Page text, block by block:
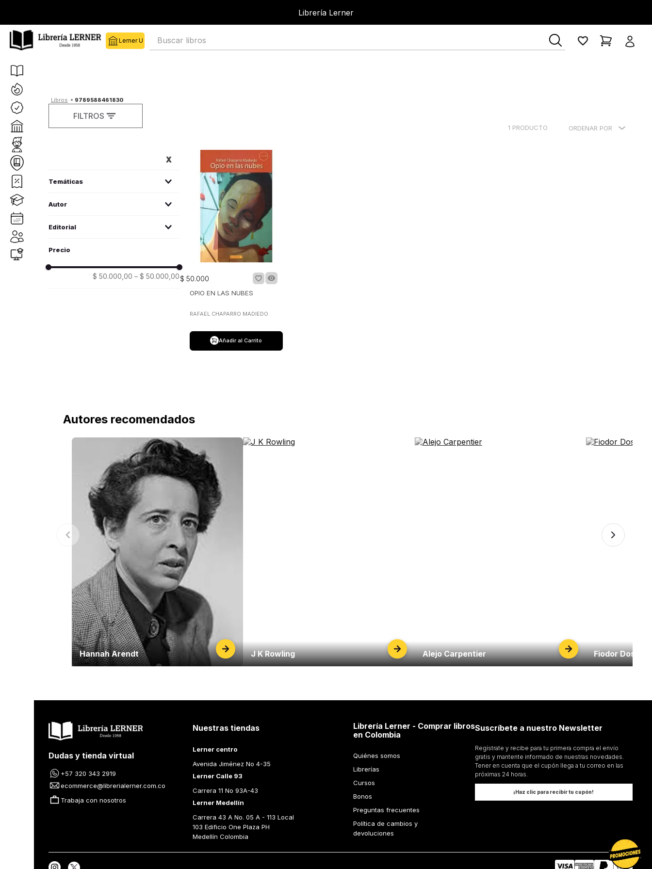
Librería Lerner
Buscar libros
9789588461830
1 PRODUCTO ORDENAR POR
FILTROS
literatura colombiana
Autor
Chaparro Madiedo, Rafael
Editorial
icono
$ 50.000,00 – $ 50.000,00$ 50.000
OPIO EN LAS NUBES
RAFAEL CHAPARRO MADIEDO
Añadir al Carrito
Autores recomendados
Hannah Arendt J K Rowling Alejo Carpentier Fiodor
Dudas y tienda virtual
+57 320 343 2919
ecommerce@librerialerner.com.co
Trabaja con nosotros
Nuestras tiendas
Lerner centro
Avenida Jiménez No 4-35
Lerner Calle 93
Carrera 11 No 93A-43
Lerner Medellín
Carrera 43 A No. 05 A - 113 Local
103 Edificio One Plaza PH
Medellín Colombia
Librería Lerner - Comprar libros
en Colombia
Quiénes somos
Librerías
Cursos
Bonos
Preguntas frecuentes
Política de cambios y
devoluciones
Suscríbete a nuestro Newsletter
Regístrate y recibe para tu primera compra el envío
gratis y mantente informado de nuestras novedades.
Tener en cuenta que el cupón llega a tu correo en las
próximas 24 horas.
¡Haz clic para recibir tu cupón!